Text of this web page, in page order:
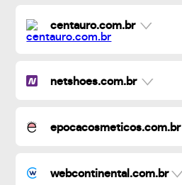
centauro.com.br
netshoes.com.br
epocacosmeticos.com.br
webcontinental.com.br